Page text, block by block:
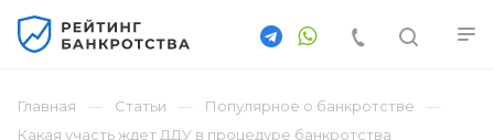
Главная Статьи
Популярное о банкротстве
Какая участь ждет ДДУ в процедуре банкротства